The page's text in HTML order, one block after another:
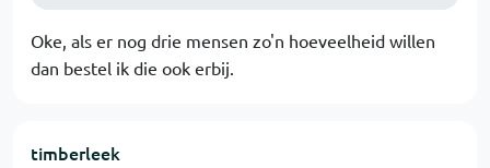
Oke, als er nog drie mensen zo'n hoeveelheid willen
dan bestel ik die ook erbij.
timberleek